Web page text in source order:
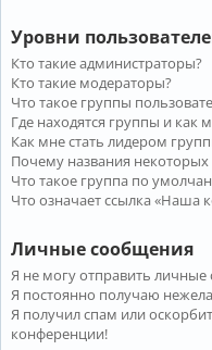
Уровни
Кто такие администраторы?
Кто такие модераторы?
Что такое группы
Где находятся группы и как
Как мне стать лидером
Почему названия
Что такое группа по
Что означает ссылка «Наша
Личные сообщения
Я не могу отправить
Я постоянно получаю
Я получил спам или
конференции!